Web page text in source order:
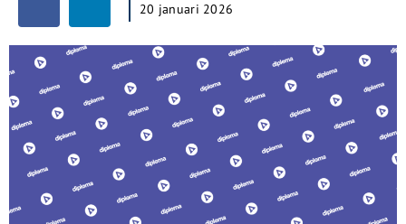
20 januari 2026